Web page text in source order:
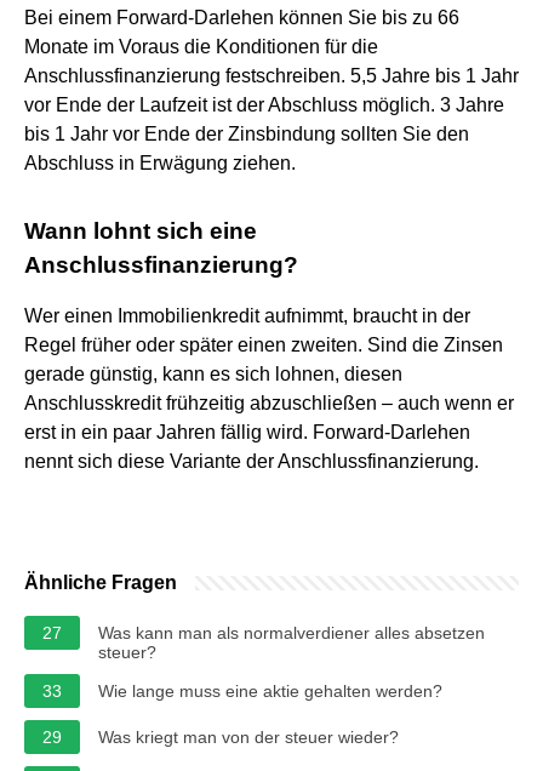
Bei einem Forward-Darlehen können Sie bis zu 66
Monate im Voraus die Konditionen für die
Anschlussfinanzierung festschreiben. 5,5 Jahre bis 1 Jahr
vor Ende der Laufzeit ist der Abschluss möglich. 3 Jahre
bis 1 Jahr vor Ende der Zinsbindung sollten Sie den
Abschluss in Erwägung ziehen.
Wann lohnt sich eine
Anschlussfinanzierung?
Wer einen Immobilienkredit aufnimmt, braucht in der
Regel früher oder später einen zweiten. Sind die Zinsen
gerade günstig, kann es sich lohnen, diesen
Anschlusskredit frühzeitig abzuschließen – auch wenn er
erst in ein paar Jahren fällig wird. Forward-Darlehen
nennt sich diese Variante der Anschlussfinanzierung.
Ähnliche Fragen
27
Was kann man als normalverdiener alles absetzen
steuer?
33
Wie lange muss eine aktie gehalten werden?
29 Was kriegt man von der steuer wieder?